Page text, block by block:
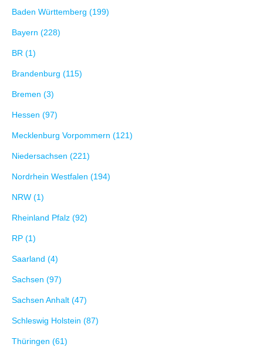
Baden Württemberg (199)
Bayern (228)
BR (1)
Brandenburg (115)
Bremen (3)
Hessen (97)
Mecklenburg Vorpommern (121)
Niedersachsen (221)
Nordrhein Westfalen (194)
NRW (1)
Rheinland Pfalz (92)
RP (1)
Saarland (4)
Sachsen (97)
Sachsen Anhalt (47)
Schleswig Holstein (87)
Thüringen (61)